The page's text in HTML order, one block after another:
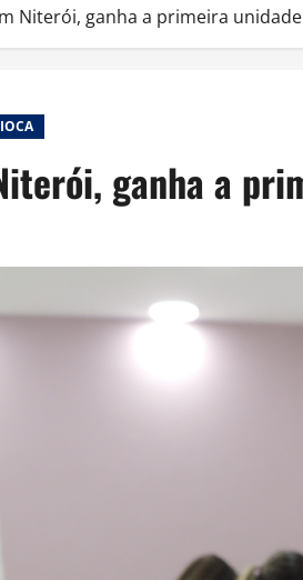
Niterói, ganha a primeira
ganha a